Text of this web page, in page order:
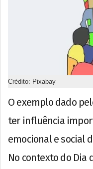
Crédito: Pixabay
O exemplo dado
ter influência
emocional e social
No contexto do Dia